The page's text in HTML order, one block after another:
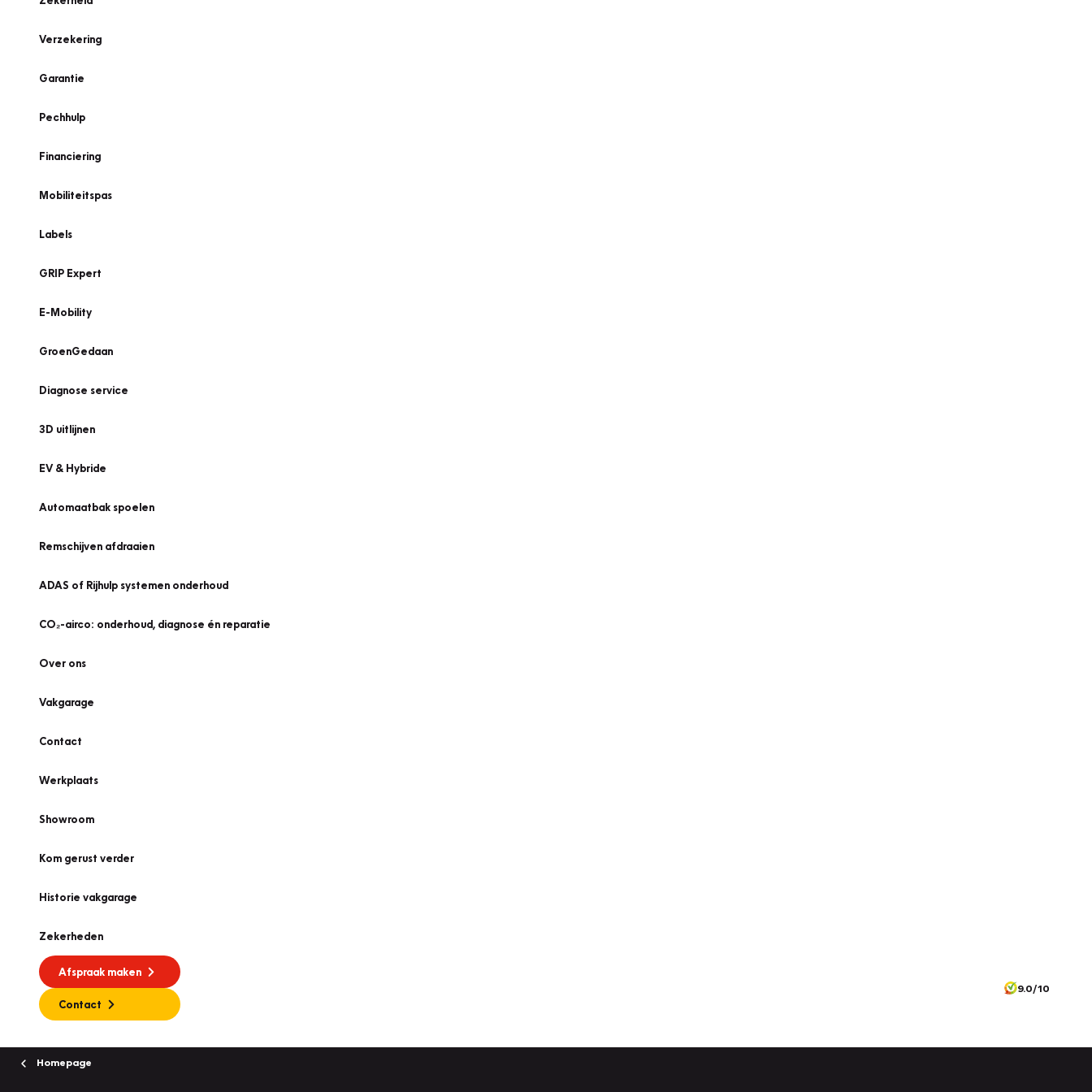
Verzekering
Garantie
Pechhulp
Financiering
Mobiliteitspas
Labels
GRIP Expert
E-Mobility
GroenGedaan
Diagnose service
3D uitlijnen
EV & Hybride
Automaatbak spoelen
Remschijven afdraaien
ADAS of Rijhulp systemen onderhoud
CO₂-airco: onderhoud, diagnose én reparatie
Over ons
Vakgarage
Contact
Werkplaats
Showroom
Kom gerust verder
Historie vakgarage
Zekerheden
Afspraak maken
Contact
9.0/10
Homepage